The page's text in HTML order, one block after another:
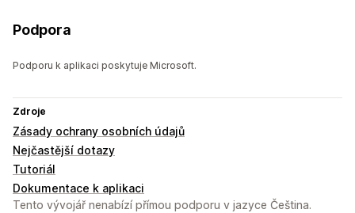
Podpora
Podporu k aplikaci poskytuje Microsoft.
Zdroje
Zásady ochrany osobních údajů
Nejčastější dotazy
Tutoriál
Dokumentace k aplikaci
Tento vývojář nenabízí přímou podporu v jazyce Čeština.